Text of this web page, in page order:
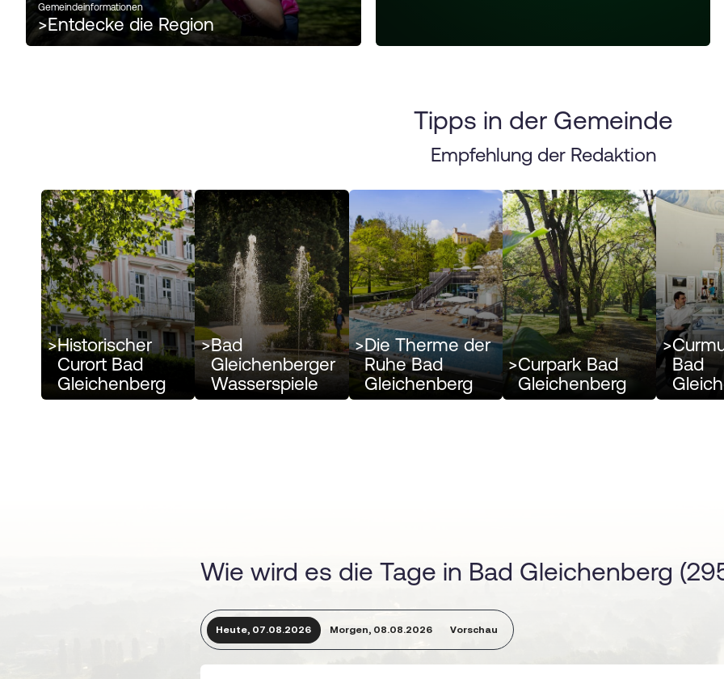
Gemeindeinformationen
>Entdecke die Region
Tipps in der Gemeinde
Empfehlung der Redaktion
>Historischer
Curort Bad
Gleichenberg
>Bad
Gleichenberger
Wasserspiele
>Die Therme der
Ruhe Bad
Gleichenberg
>Curpark Bad
Gleichenberg
>
Bad
Wie wird es die Tage in Bad Gleichenberg
Heute, 07.08.2026 Morgen, 08.08.2026 Vorschau